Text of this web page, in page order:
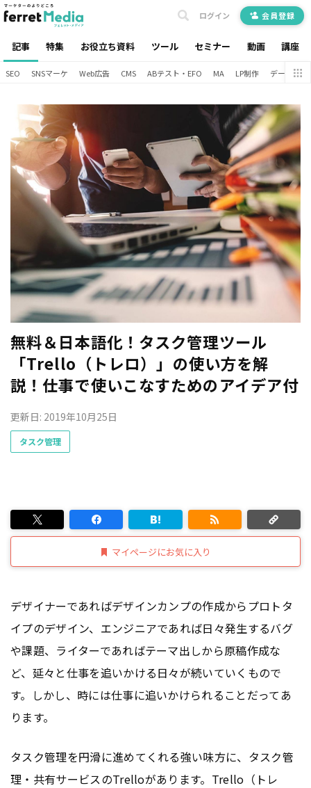
記事 特集 お役立ち資料 ツール セミナー 動画 講座
ログイン 会員登録
SEO SNSマーケ Web広告 CMS ABテスト・EFO MA LP制作 データ分析
無料＆日本語化！タスク管理ツール
「Trello（トレロ）」の使い方を解
説！仕事で使いこなすためのアイデア付
更新日: 2019年10月25日
タスク管理
マイページにお気に入り
デザイナーであればデザインカンプの作成からプロトタ
イプのデザイン、エンジニアであれば日々発生するバグ
や課題、ライターであればテーマ出しから原稿作成な
ど、延々と仕事を追いかける日々が続いていくもので
す。しかし、時には仕事に追いかけられることだってあ
ります。
タスク管理を円滑に進めてくれる強い味方に、タスク管
理・共有サービスのTrelloがあります。Trello（トレ